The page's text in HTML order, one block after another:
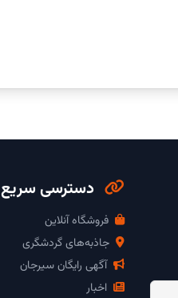
دسترسی سریع
فروشگاه آنلاین
جاذبه‌های گردشگری
آگهی رایگان سیرجان
اخبار